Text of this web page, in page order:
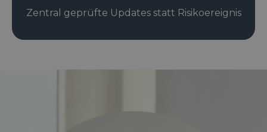
Zentral geprüfte Updates statt Risikoereignis